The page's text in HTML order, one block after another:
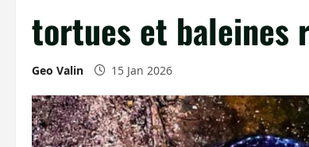
tortues et baleines
Geo Valin 15 Jan 2026